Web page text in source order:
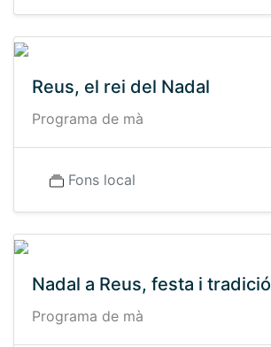
Reus, el rei del Nadal
Programa de mà
Fons local
Nadal a Reus, festa i tradició
Programa de mà